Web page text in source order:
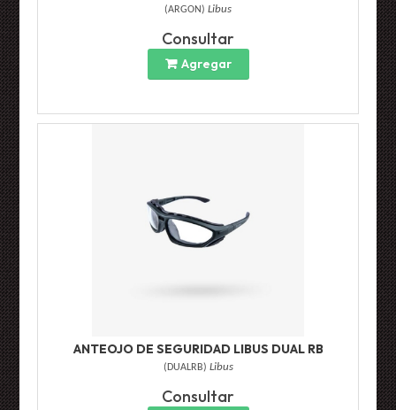
(ARGON ) Libus
Consultar
Agregar
ANTEOJO DE SEGURIDAD LIBUS DUAL RB
( DUALRB) Libus
Consultar